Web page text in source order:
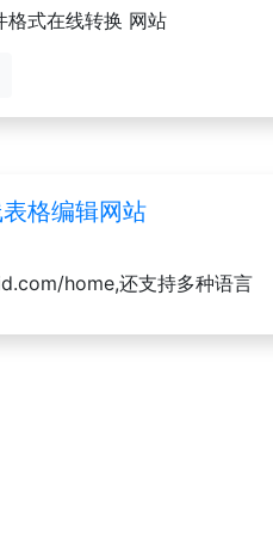
格式在线转换 网站
格编辑网站
home,还支持多种语言